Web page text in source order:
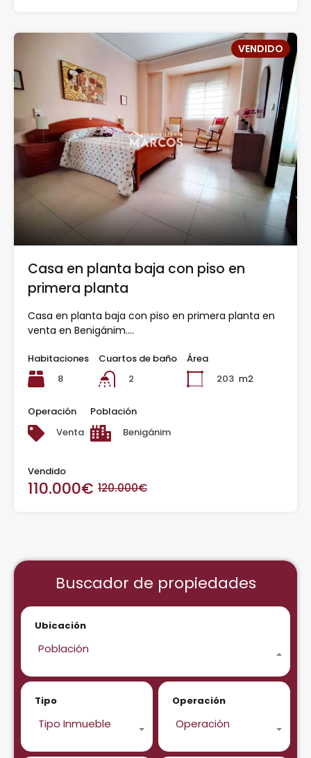
VENDIDO
Casa en planta baja con piso en
primera planta
Casa en planta baja con piso en primera planta en
venta en Benigánim.…
Habitaciones
8
Cuartos de baño
2
Área
203 m2
Operación
Venta
Población
Benigánim
Vendido
110.000€ 120.000€
Buscador de propiedades
Ubicación
Población
Tipo
Tipo Inmueble
Operación
Operación